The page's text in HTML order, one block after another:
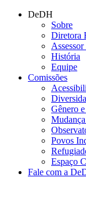
Conteúdo principal
DeDH
Sobre
Diretora
História
Equipe
Comissões
Gênero
Povos
Espaço
Fale com a